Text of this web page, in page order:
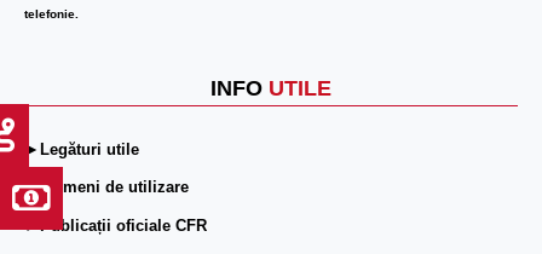
telefonie.
INFO UTILE
►Legături utile
►Termeni de utilizare
►Publicații oficiale CFR